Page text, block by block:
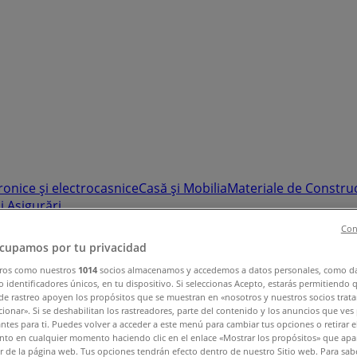
și electrocasniceCasă și MobiliaMateriale de
Asigurări
Vladimirescu, Iași - Locatii &
por tu privacidad
como nuestros 1014 socios almacenamos y accedemos a datos personales, como
identificadores únicos, en tu dispositivo. Si seleccionas Acepto, estarás permitiendo
rastreo apoyen los propósitos que se muestran en «nosotros y nuestros socios
Si se deshabilitan los rastreadores, parte del contenido y los anuncios que
para ti. Puedes volver a acceder a este menú para cambiar tus opciones o retirar el
en cualquier momento haciendo clic en el enlace «Mostrar los propósitos» que
de la página web. Tus opciones tendrán efecto dentro de nuestro Sitio web. Para